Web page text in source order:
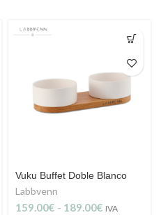
Vuku Buffet Doble Blanco
Labbvenn
159.00€ - 189.00€ Rango
IVA